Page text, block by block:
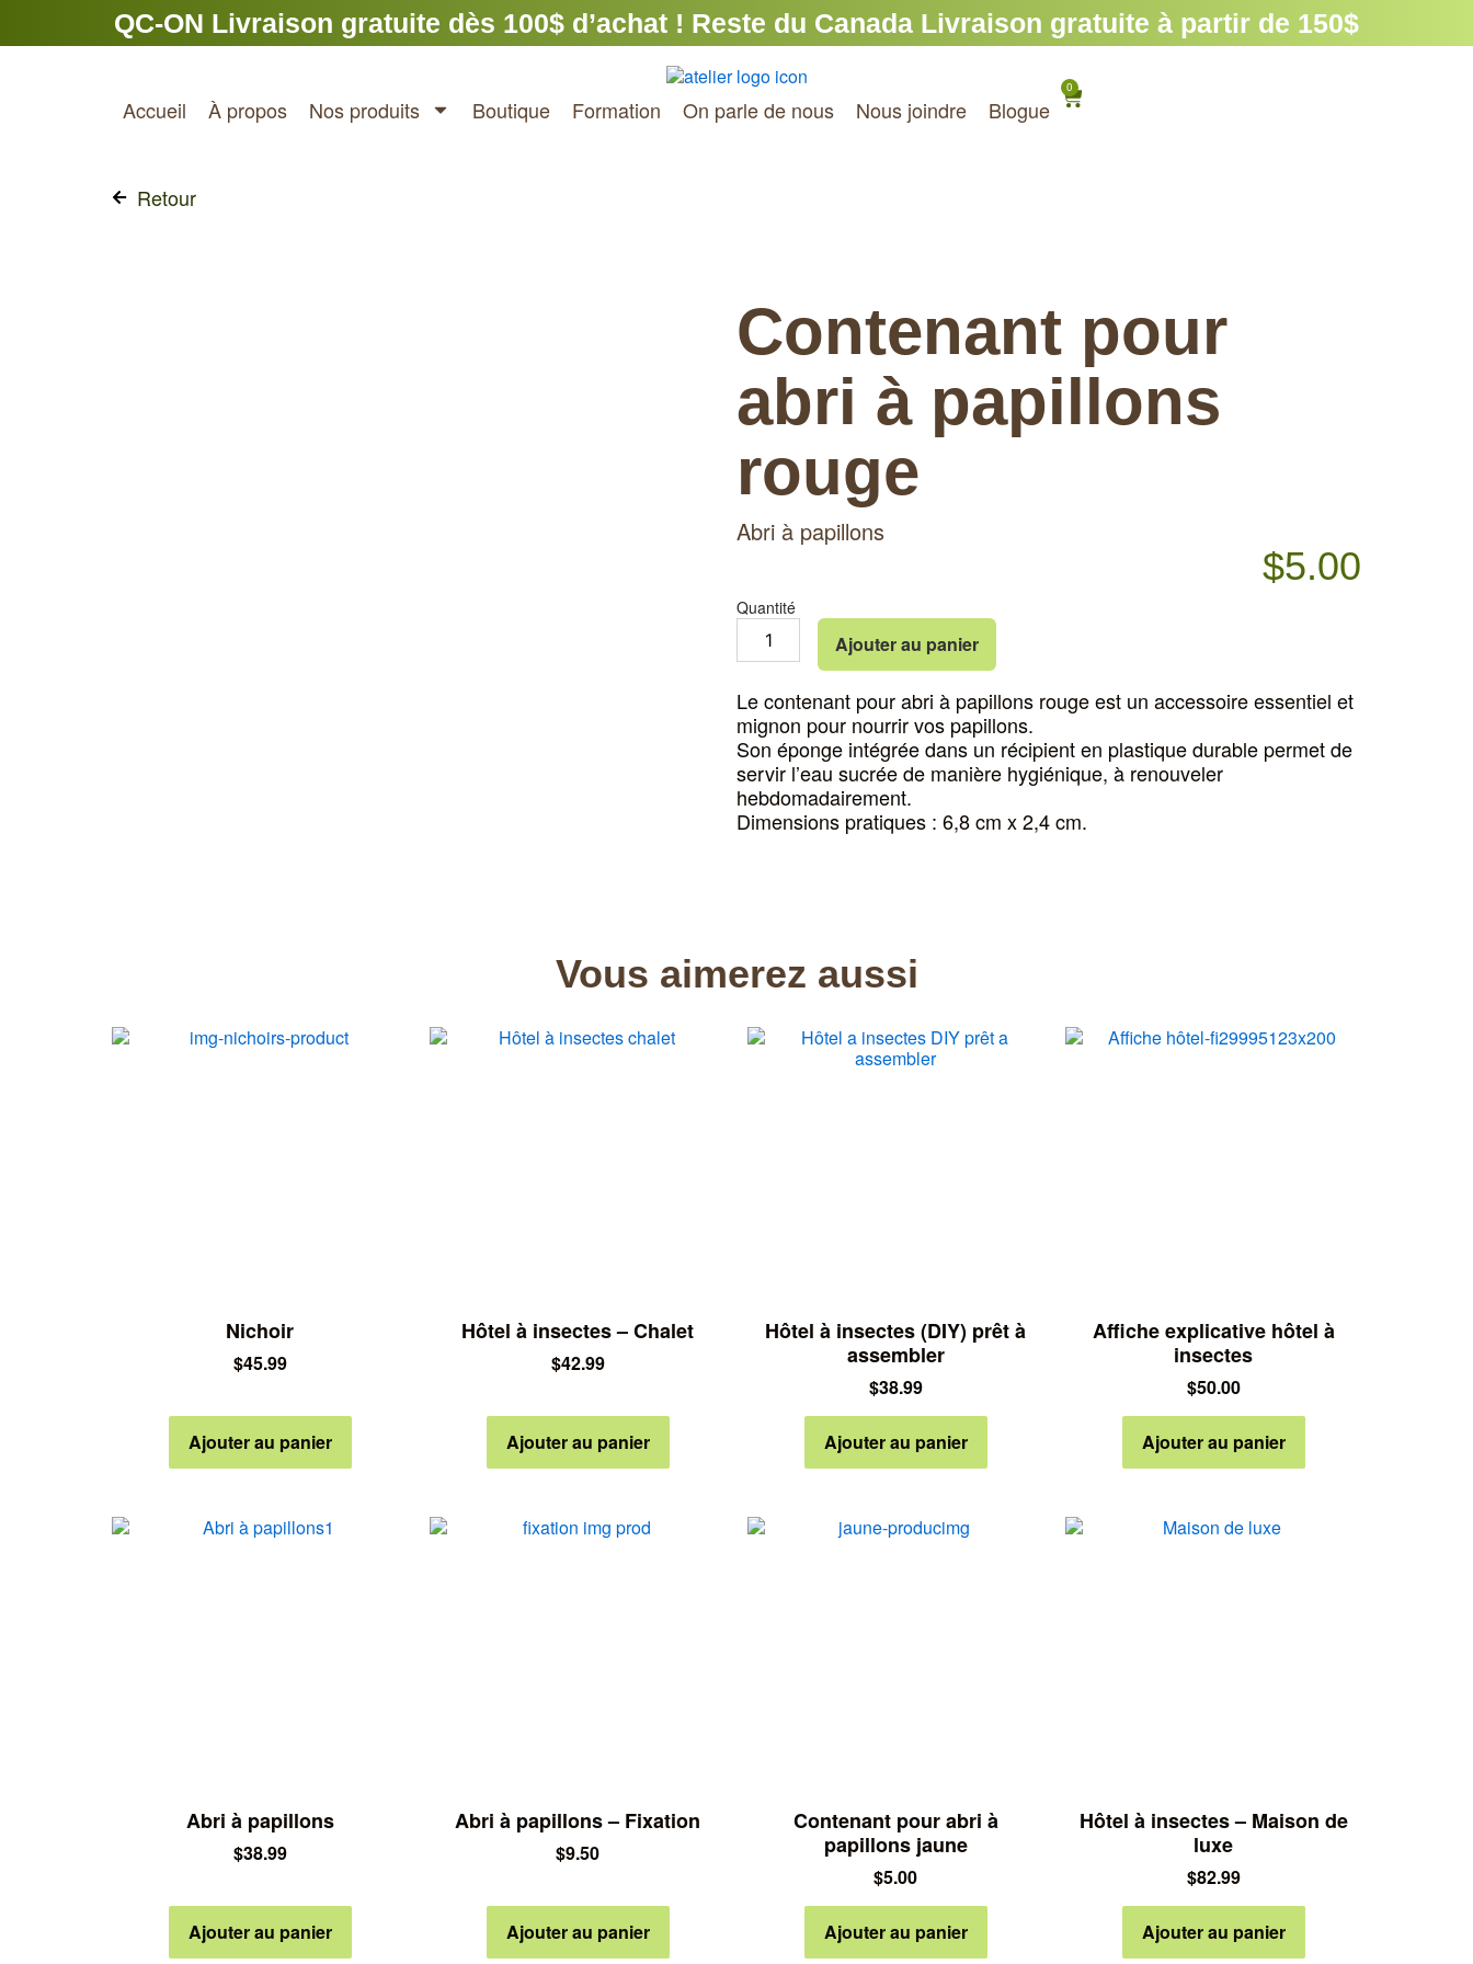
contenu
QC-ON Livraison gratuite dès 100$ d’achat ! Reste du Canada Livraison gratuite à partir de 150$
Accueil À propos Nos produits Boutique Formation On parle de nous Nous joindre Blogue
0
Panier
Retour
Contenant pour
abri à papillons
rouge
Abri à papillons
$5.00
Quantité
pour
abri
à
papillons
rouge
Ajouter au panier
Le contenant pour abri à papillons rouge est un accessoire essentiel et
mignon pour nourrir vos papillons.
Son éponge intégrée dans un récipient en plastique durable permet de
servir l’eau sucrée de manière hygiénique, à renouveler
hebdomadairement.
Dimensions pratiques : 6,8 cm x 2,4 cm.
Vous aimerez aussi
Nichoir
$45.99
Ajouter au panier
Hôtel à insectes – Chalet
$42.99
Ajouter au panier
Hôtel à insectes (DIY) prêt à
assembler
$38.99
Ajouter au panier
Affiche explicative hôtel à
insectes
$50.00
Ajouter au panier
Abri à papillons
$38.99
Ajouter au panier
Abri à papillons – Fixation
$9.50
Ajouter au panier
Contenant pour abri à
papillons jaune
$5.00
Ajouter au panier
Hôtel à insectes – Maison de
luxe
$82.99
Ajouter au panier